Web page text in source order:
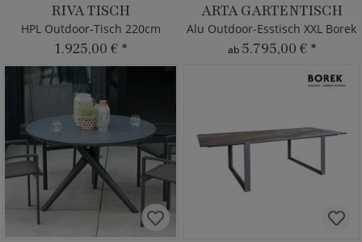
RIVA TISCH
HPL Outdoor-Tisch 220cm
1.925,00 € *
ARTA GARTENTISCH
Alu Outdoor-Esstisch XXL Borek
ab 5.795,00 € *